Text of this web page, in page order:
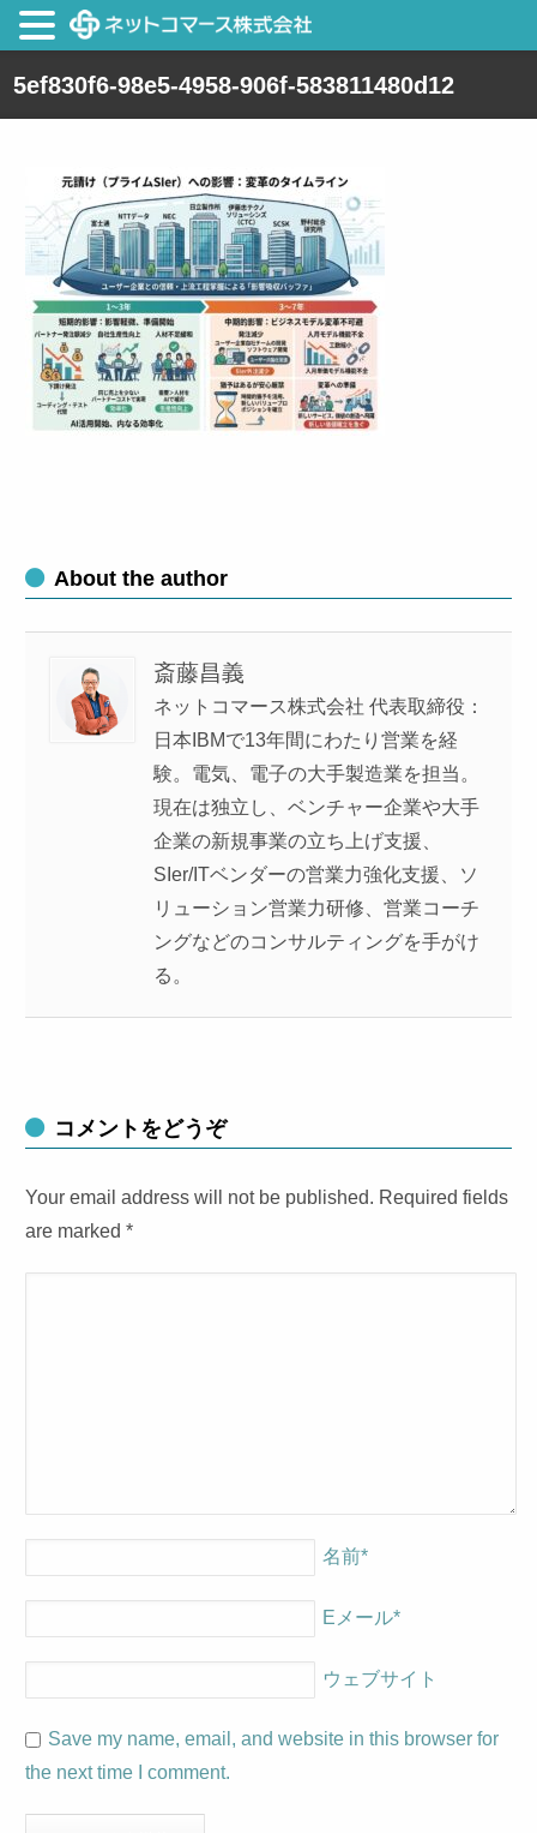
5ef830f6-98e5-4958-906f-583811480d12
About the author
斎藤昌義
ネットコマース株式会社 代表取締役：
日本IBMで13年間にわたり営業を経
験。電気、電子の大手製造業を担当。
現在は独立し、ベンチャー企業や大手
企業の新規事業の立ち上げ支援、
SIer/ITベンダーの営業力強化支援、ソ
リューション営業力研修、営業コーチ
ングなどのコンサルティングを手がけ
る。
コメントをどうぞ
Your email address will not be published. Required fields
are marked*
名前*
Eメール*
ウェブサイト
Save my name, email, and website in this browser for
the next time I comment.